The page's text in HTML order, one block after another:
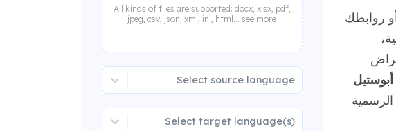
روابطك
أبوستيل
All kinds of files are supported: docx, xlsx, pdf,
jpeg, csv, json, xml, ini, html... see more
Select source language
Select target language(s)